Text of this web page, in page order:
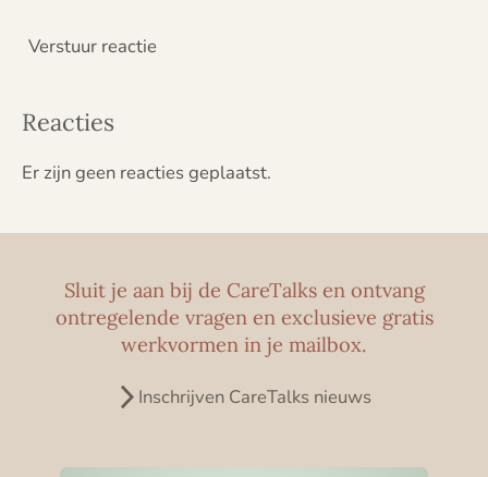
Verstuur reactie
Reacties
Er zijn geen reacties geplaatst.
Sluit je aan bij de CareTalks en ontvang
ontregelende vragen en exclusieve gratis
werkvormen in je mailbox.
Inschrijven CareTalks nieuws